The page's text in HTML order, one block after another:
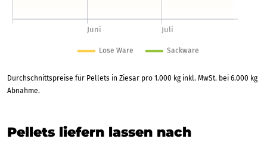
Durchschnittspreise für Pellets in Ziesar pro 1.000 kg inkl. MwSt. bei 6.000 kg
Abnahme.
Pellets liefern lassen nach